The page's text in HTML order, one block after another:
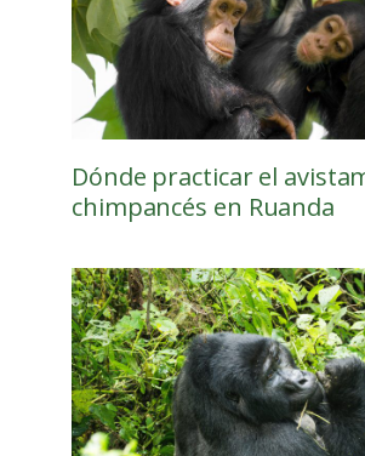
Dónde practicar el
chimpancés en Ruanda